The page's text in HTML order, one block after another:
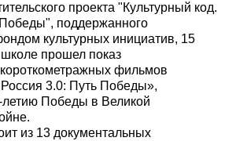
проекта "Культурный код.
поддержанного
культурных инициатив, 15
прошел показ
фильмов
3.0: Путь Победы»,
Победы в Великой
из 13 документальных